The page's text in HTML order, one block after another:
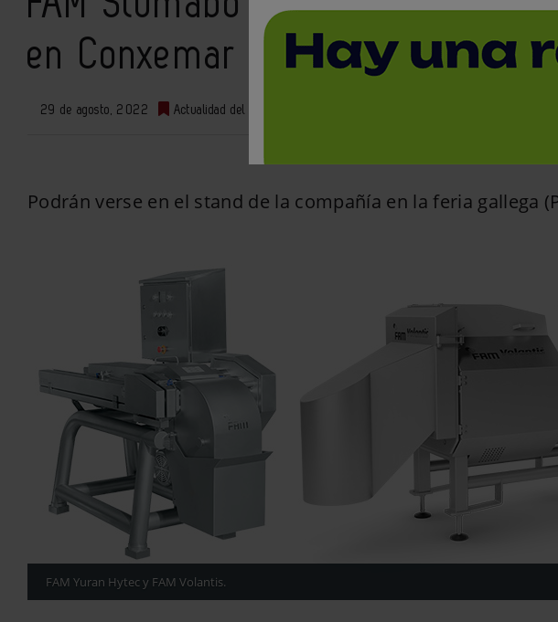
en Conxemar 2022
29 de agosto, 2022 Actualidad del sector
Podrán verse en el stand de la compañía en la feria gallega
FAM Yuran Hytec y FAM Volantis.